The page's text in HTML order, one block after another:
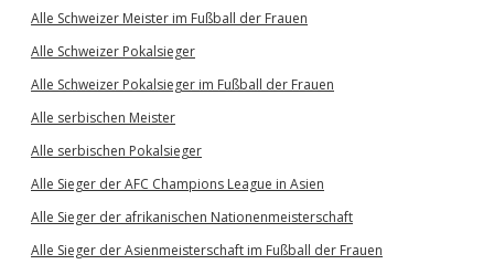
Alle Schweizer Meister im Fußball der Frauen
Alle Schweizer Pokalsieger
Alle Schweizer Pokalsieger im Fußball der Frauen
Alle serbischen Meister
Alle serbischen Pokalsieger
Alle Sieger der AFC Champions League in Asien
Alle Sieger der afrikanischen Nationenmeisterschaft
Alle Sieger der Asienmeisterschaft im Fußball der Frauen